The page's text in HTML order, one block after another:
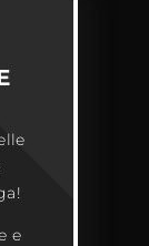
e